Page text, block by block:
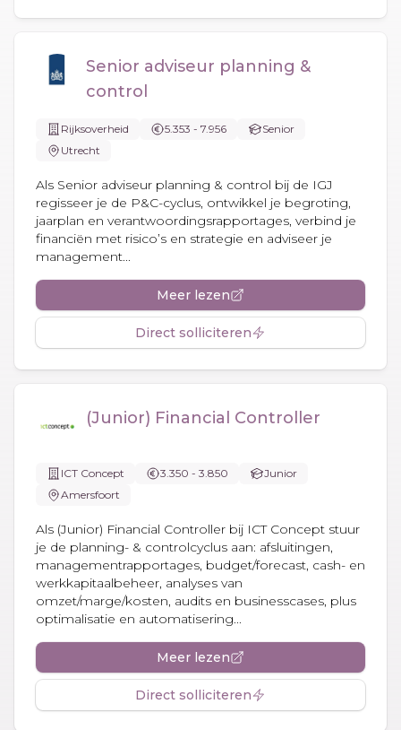
Senior adviseur planning &
control
Rijksoverheid 5.353 - 7.956
Senior
Utrecht
Als Senior adviseur planning & control bij de IGJ
regisseer je de P&C-cyclus, ontwikkel je begroting,
jaarplan en verantwoordingsrapportages, verbind je
financiën met risico’s en strategie en adviseer je
management...
Meer lezen
Direct solliciteren
(Junior) Financial Controller
ICT Concept 3.350 - 3.850
Junior
Amersfoort
Als (Junior) Financial Controller bij ICT Concept stuur
je de planning- & controlcyclus aan: afsluitingen,
managementrapportages, budget/forecast, cash- en
werkkapitaalbeheer, analyses van
omzet/marge/kosten, audits en businesscases, plus
optimalisatie en automatisering...
Meer lezen
Direct solliciteren